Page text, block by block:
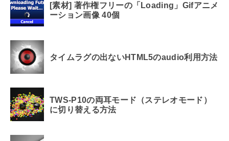
[素材] 著作権フリーの「Loading」Gifアニメ
ーション画像 40個
タイムラグの出ないHTML5のaudio利用方法
TWS-P10の両耳モード（ステレオモード）
に切り替える方法